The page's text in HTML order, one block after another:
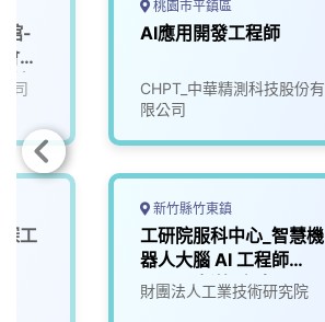
館-
」
科)
司
工
桃園市平鎮區
AI應用開發工程師
CHPT_中華精測科技股份有
限公司
新竹縣竹東鎮
工研院服科中心_智慧機
器人大腦 AI 工程師
(A000新竹/台南)
財團法人工業技術研究院